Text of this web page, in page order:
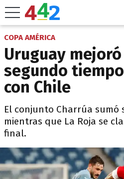
COPA AMÉRICA
Uruguay
segundo
con Chile
El conjunto Charrúa sumó
mientras que La Roja se
final.